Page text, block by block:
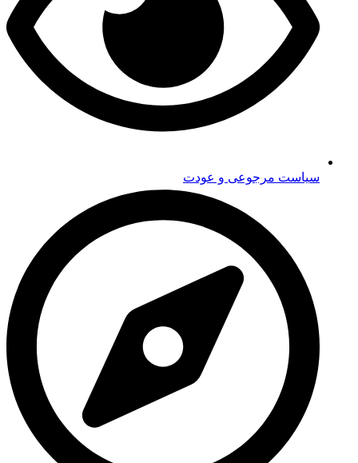
سیاست مرجوعی و عودت